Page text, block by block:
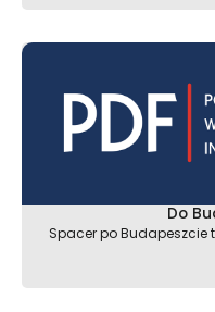
Do
Spacer po Budapeszcie